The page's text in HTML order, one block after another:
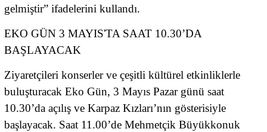
gelmiştir” ifadelerini kullandı.
EKO GÜN 3 MAYIS'TA SAAT 10.30’DA
BAŞLAYACAK
Ziyaretçileri konserler ve çeşitli kültürel etkinliklerle
buluşturacak Eko Gün, 3 Mayıs Pazar günü saat
10.30’da açılış ve Karpaz Kızları’nın gösterisiyle
başlayacak. Saat 11.00’de Mehmetçik Büyükkonuk